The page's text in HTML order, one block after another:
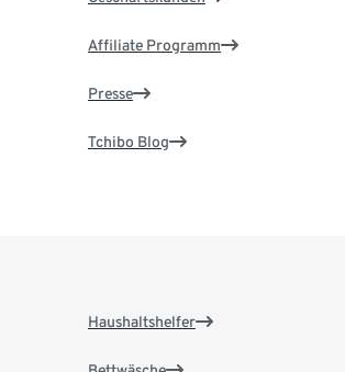
Affiliate Programm
Presse
Tchibo Blog
Haushaltshelfer